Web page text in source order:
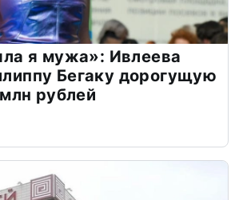
я мужа»: Ивлеева
Бегаку дорогущую
рублей